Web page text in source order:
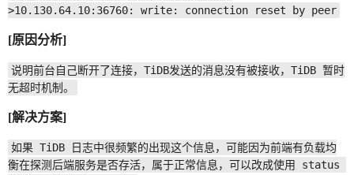
>10.130.64.10:36760: write: connection reset by peer
[原因分析]
说明前台自己断开了连接，TiDB发送的消息没有被接收，TiDB 暂时
无超时机制。
[解决方案]
如果 TiDB 日志中很频繁的出现这个信息，可能因为前端有负载均
衡在探测后端服务是否存活，属于正常信息，可以改成使用 status